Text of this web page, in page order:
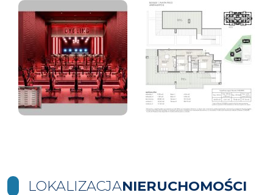
LOKALIZACJANIERUCHOMOŚCI